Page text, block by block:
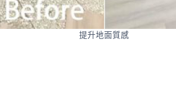
提升地面質感